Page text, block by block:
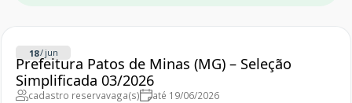
18/ jun
Prefeitura Patos de Minas (MG) – Seleção
Simplificada 03/2026
cadastro reservavaga(s) até 19/06/2026